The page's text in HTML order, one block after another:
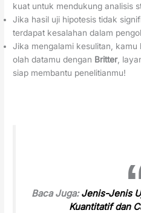
kuat untuk mendukung analisis
Jika hasil uji hipotesis tidak
terdapat kesalahan dalam
Jika mengalami kesulitan, kamu
olah datamu dengan Britter,
siap membantu penelitianmu!
Baca Juga:Jenis-Jenis
Kuantitatif dan